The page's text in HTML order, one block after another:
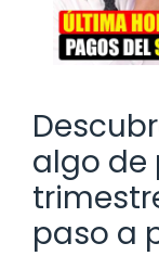
algo de
paso a